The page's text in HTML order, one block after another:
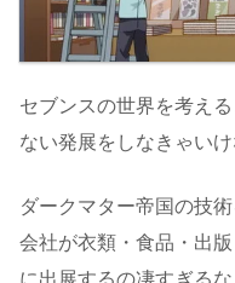
セブンスの世界を考え
ない発展をしなきゃいけ
ダークマター帝国の技
会社が衣類・食品・出
に出展するの凄すぎるな